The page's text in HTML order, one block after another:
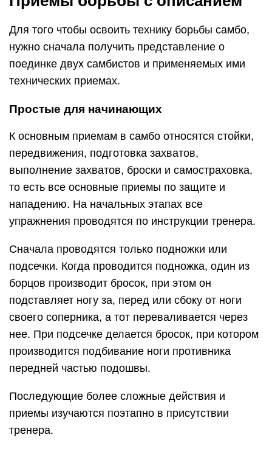
Для того чтобы освоить технику борьбы самбо,
нужно сначала получить представление о
поединке двух самбистов и применяемых ими
технических приемах.
Простые для начинающих
К основным приемам в самбо относятся стойки,
передвижения, подготовка захватов,
выполнение захватов, броски и самостраховка,
то есть все основные приемы по защите и
нападению. На начальных этапах все
упражнения проводятся по инструкции тренера.
Сначала проводятся только подножки или
подсечки. Когда проводится подножка, один из
борцов производит бросок, при этом он
подставляет ногу за, перед или сбоку от ноги
своего соперника, а тот переваливается через
нее. При подсечке делается бросок, при котором
производится подбивание ноги противника
передней частью подошвы.
Последующие более сложные действия и
приемы изучаются поэтапно в присутствии
тренера.